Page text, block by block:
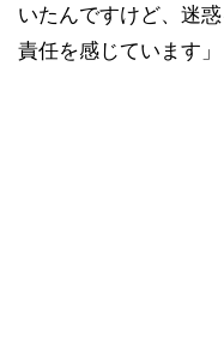
いたんですけど、迷
責任を感じています」